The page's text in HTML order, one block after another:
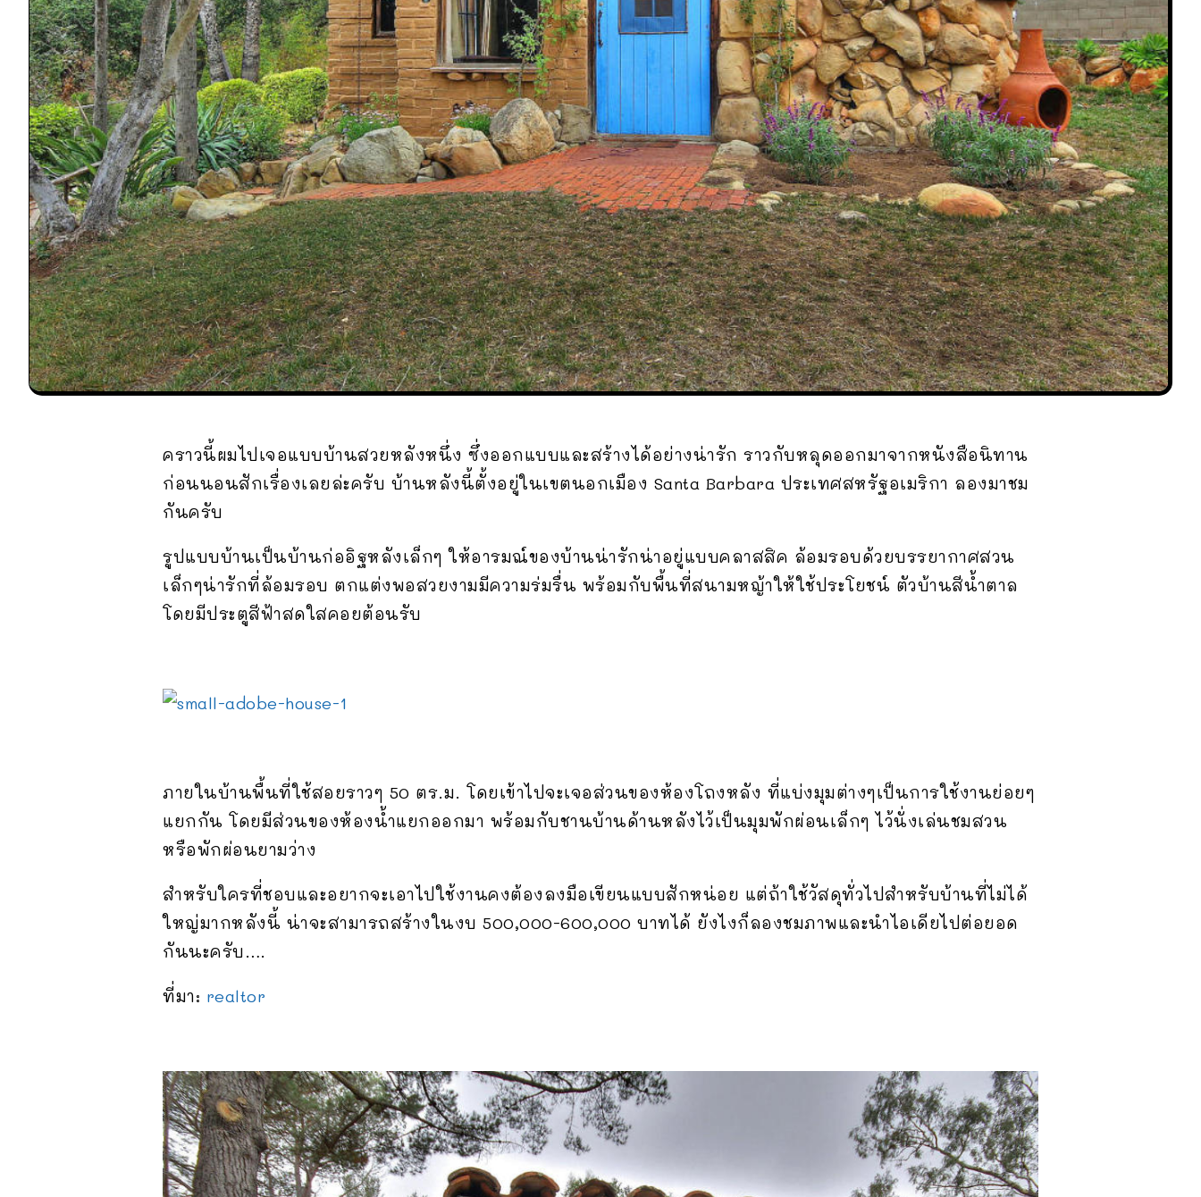
คราวนี้ผมไปเจอแบบบ้านสวยหลังหนึ่ง ซึ่งออกแบบและสร้างได้อย่างน่ารัก ราวกับหลุดออกมาจากหนังสือนิทาน
ก่อนนอนสักเรื่องเลยล่ะครับ บ้านหลังนี้ตั้งอยู่ในเขตนอกเมือง Santa Barbara ประเทศสหรัฐอเมริกา ลองมาชม
กันครับ
รูปแบบบ้านเป็นบ้านก่ออิฐหลังเล็กๆ ให้อารมณ์ของบ้านน่ารักน่าอยู่แบบคลาสสิค ล้อมรอบด้วยบรรยากาศสวน
เล็กๆน่ารักที่ล้อมรอบ ตกแต่งพอสวยงามมีความร่มรื่น พร้อมกับพื้นที่สนามหญ้าให้ใช้ประโยชน์ ตัวบ้านสีน้ำตาล
โดยมีประตูสีฟ้าสดใสคอยต้อนรับ
ภายในบ้านพื้นที่ใช้สอยราวๆ 50 ตร.ม. โดยเข้าไปจะเจอส่วนของห้องโถงหลัง ที่แบ่งมุมต่างๆเป็นการใช้งานย่อยๆ
แยกกัน โดยมีส่วนของห้องน้ำแยกออกมา พร้อมกับชานบ้านด้านหลังไว้เป็นมุมพักผ่อนเล็กๆ ไว้นั่งเล่นชมสวน
หรือพักผ่อนยามว่าง
สำหรับใครที่ชอบและอยากจะเอาไปใช้งานคงต้องลงมือเขียนแบบสักหน่อย แต่ถ้าใช้วัสดุทั่วไปสำหรับบ้านที่ไม่ได้
ใหญ่มากหลังนี้ น่าจะสามารถสร้างในงบ 500,000-600,000 บาทได้ ยังไงก็ลองชมภาพและนำไอเดียไปต่อยอด
กันนะครับ….
ที่มา: realtor